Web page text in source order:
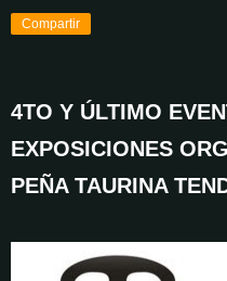
Compartir
4TO Y ÚLTIMO
EXPOSICIONES
PEÑA TAURINA